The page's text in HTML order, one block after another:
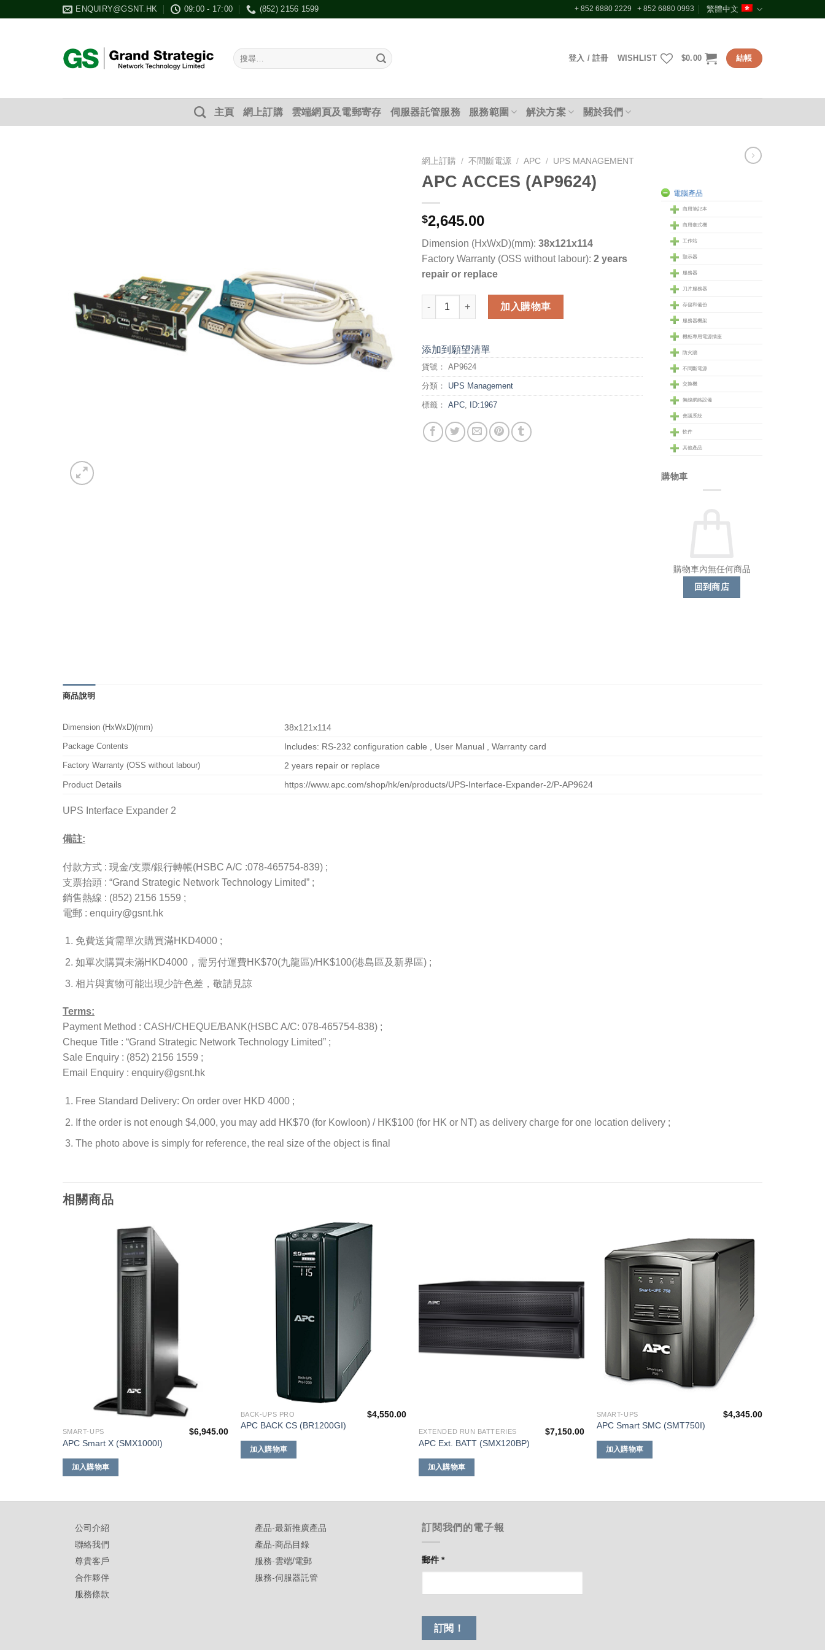
ENQUIRY@GSNT.HK 09:00 - 17:00 (852) 2156 1599 + 852 6880 2229 + 852 6880 0993 繁體中文
搜
尋：
登入 / 註冊 WISHLIST $0.00 結帳
主頁 網上訂購 雲端網頁及電郵寄存 伺服器託管服務 服務範圍 解決方案 關於我們
網上訂購 / 不間斷電源 / APC / UPS MANAGEMENT
APC ACCES (AP9624)
$2,645.00
Dimension (HxWxD)(mm): 38x121x114
Factory Warranty (OSS without labour): 2 years
repair or replace
APC ACCES (AP9624) 數量
加入購物車
添加到願望清單
貨號： AP9624
分類： UPS Management
標籤： APC ID:1967
電腦產品
商用筆記本
商用臺式機
工作站
顥示器
服務器
刀片服務器
存儲和備份
服務器機架
機柜專用電源插座
防火牆
不間斷電源
交換機
無線網絡設備
會議系統
軟件
其他產品
購物車
購物車內無任何商品
回到商店
商品說明
Dimension (HxWxD)(mm) 38x121x114
Package Contents Includes: RS-232 configuration cable , User Manual , Warranty card
Factory Warranty (OSS without labour)
2 years repair or replace
Product Details
https://www.apc.com/shop/hk/en/products/UPS-Interface-Expander-2/P-AP9624
UPS Interface Expander 2
備註:
付款方式 : 現金/支票/銀行轉帳(HSBC A/C :078-465754-839) ;
支票抬頭 : “Grand Strategic Network Technology Limited” ;
銷售熱線 : (852) 2156 1559 ;
電郵 : enquiry@gsnt.hk
免費送貨需單次購買滿HKD4000 ;
如單次購買未滿HKD4000，需另付運費HK$70(九龍區)/HK$100(港島區及新界區) ;
相片與實物可能出現少許色差，敬請見諒
Terms:
Payment Method : CASH/CHEQUE/BANK(HSBC A/C: 078-465754-838) ;
Cheque Title : “Grand Strategic Network Technology Limited” ;
Sale Enquiry : (852) 2156 1559 ;
Email Enquiry : enquiry@gsnt.hk
Free Standard Delivery: On order over HKD 4000 ;
If the order is not enough $4,000, you may add HK$70 (for Kowloon) / HK$100 (for HK or NT) as delivery charge for one location delivery ;
The photo above is simply for reference, the real size of the object is final
相關商品
SMART-UPS
APC Smart X (SMX1000I)
$6,945.00
加入購物車
BACK-UPS PRO
APC BACK CS (BR1200GI)
$4,550.00
加入購物車
單
EXTENDED RUN BATTERIES
APC Ext. BATT (SMX120BP)
$7,150.00
加入購物車
添加
到願
望清
單
SMART-UPS
APC Smart SMC (SMT750I)
$4,345.00
加入購物車
公司介紹
聯絡我們
尊貴客戶
合作夥伴
服務條款
產品-最新推廣產品
產品-商品目錄
服務-雲端/電郵
服務-伺服器託管
訂閱我們的電子報
郵件*